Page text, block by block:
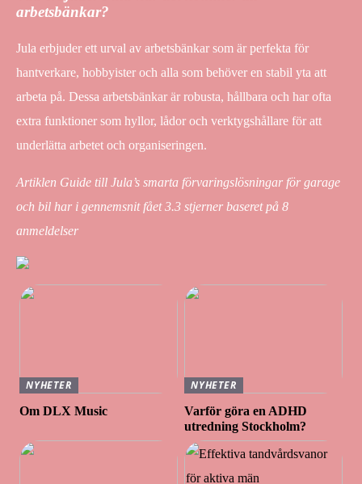
arbetsbänkar?
Jula erbjuder ett urval av arbetsbänkar som är perfekta för
hantverkare, hobbyister och alla som behöver en stabil yta att
arbeta på. Dessa arbetsbänkar är robusta, hållbara och har ofta
extra funktioner som hyllor, lådor och verktygshållare för att
underlätta arbetet och organiseringen.
Artiklen Guide till Jula’s smarta förvaringslösningar för garage
och bil har i gennemsnit fået3.3 stjerner baseret på 8
anmeldelser
NYHETER
Om DLX Music
NYHETER
Varför göra en ADHD
utredning Stockholm?